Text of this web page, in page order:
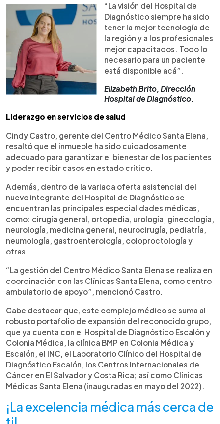
“La visión del Hospital de
Diagnóstico siempre ha sido
tener la mejor tecnología de
la región y a los profesionales
mejor capacitados. Todo lo
necesario para un paciente
está disponible acá”.
Elizabeth Brito, Dirección
Hospital de Diagnóstico.
Liderazgo en servicios de salud
Cindy Castro, gerente del Centro Médico Santa Elena,
resaltó que el inmueble ha sido cuidadosamente
adecuado para garantizar el bienestar de los pacientes
y poder recibir casos en estado crítico.
Además, dentro de la variada oferta asistencial del
nuevo integrante del Hospital de Diagnóstico se
encuentran las principales especialidades médicas,
como: cirugía general, ortopedia, urología, ginecología,
neurología, medicina general, neurocirugía, pediatría,
neumología, gastroenterología, coloproctología y
otras.
“La gestión del Centro Médico Santa Elena se realiza en
coordinación con las Clínicas Santa Elena, como centro
ambulatorio de apoyo”, mencionó Castro.
Cabe destacar que, este complejo médico se suma al
robusto portafolio de expansión del reconocido grupo,
que ya cuenta con el Hospital de Diagnóstico Escalón y
Colonia Médica, la clínica BMP en Colonia Médica y
Escalón, el INC, el Laboratorio Clínico del Hospital de
Diagnóstico Escalón, los Centros Internacionales de
Cáncer en El Salvador y Costa Rica; así como Clínicas
Médicas Santa Elena (inauguradas en mayo del 2022).
¡La excelencia médica más cerca de